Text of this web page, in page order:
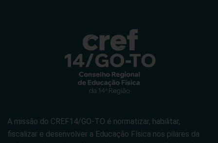
A missão do CREF14/GO-TO é normatizar, habilitar,
fiscalizar e desenvolver a Educação Física nos pilares da